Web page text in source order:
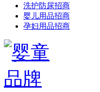
洗护防尿招商
婴儿用品招商
孕妇用品招商